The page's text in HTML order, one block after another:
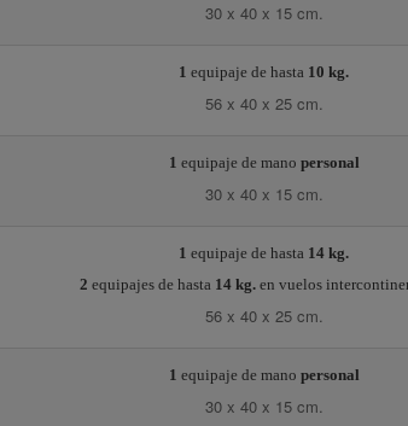
30 x 40 x 15 cm.
1 equipaje de hasta 10 kg.
56 x 40 x 25 cm.
1 equipaje de mano personal
30 x 40 x 15 cm.
1 equipaje de hasta 14 kg.
2 equipajes de hasta 14 kg. en vuelos
56 x 40 x 25 cm.
1 equipaje de mano personal
30 x 40 x 15 cm.